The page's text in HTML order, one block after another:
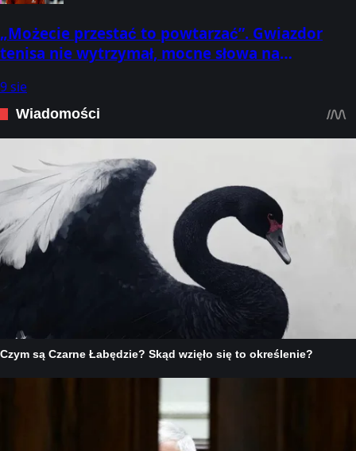
„Możecie przestać to powtarzać”. Gwiazdor
tenisa nie wytrzymał, mocne słowa na
9 sie